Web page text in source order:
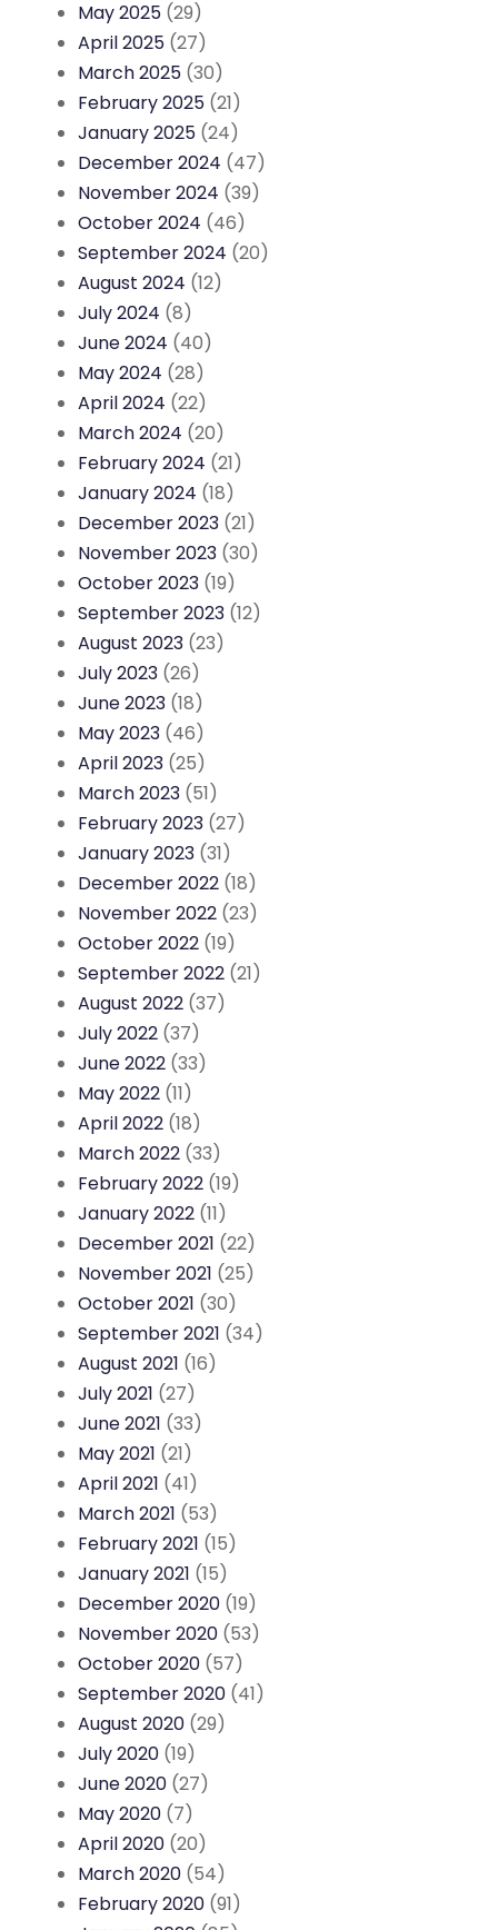
May 2025 (29)
April 2025 (27)
March 2025 (30)
February 2025 (21)
January 2025 (24)
December 2024 (47)
November 2024 (39)
October 2024 (46)
September 2024 (20)
August 2024 (12)
July 2024 (8)
June 2024 (40)
May 2024 (28)
April 2024 (22)
March 2024 (20)
February 2024 (21)
January 2024 (18)
December 2023 (21)
November 2023 (30)
October 2023 (19)
September 2023 (12)
August 2023 (23)
July 2023 (26)
June 2023 (18)
May 2023 (46)
April 2023 (25)
March 2023 (51)
February 2023 (27)
January 2023 (31)
December 2022 (18)
November 2022 (23)
October 2022 (19)
September 2022 (21)
August 2022 (37)
July 2022 (37)
June 2022 (33)
May 2022 (11)
April 2022 (18)
March 2022 (33)
February 2022 (19)
January 2022 (11)
December 2021 (22)
November 2021 (25)
October 2021 (30)
September 2021 (34)
August 2021 (16)
July 2021 (27)
June 2021 (33)
May 2021 (21)
April 2021 (41)
March 2021 (53)
February 2021 (15)
January 2021 (15)
December 2020 (19)
November 2020 (53)
October 2020 (57)
September 2020 (41)
August 2020 (29)
July 2020 (19)
June 2020 (27)
May 2020 (7)
April 2020 (20)
March 2020 (54)
February 2020 (91)